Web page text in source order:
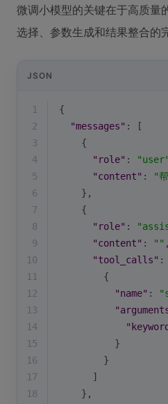
微调小模型的关键在于高质量
选择、参数生成和结果整合的
JSON
1
{
2
"messages" : [
3
    {
4
"role" : "user"
5
"content" :
"
6
    },
7
    {
8
"role" :
9
"content" : "" ,
10
"tool_calls" :
11
        {
12
"name" :
13
14
15
          }
16
        }
17
      ]
18
    },